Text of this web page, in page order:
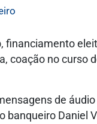
financiamento
coação no curso
de
banqueiro Daniel